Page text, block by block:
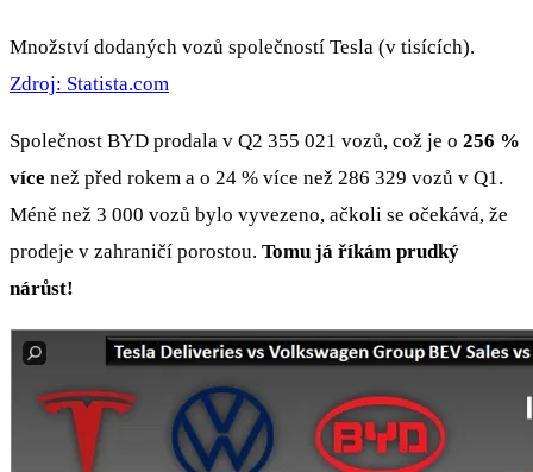
Množství dodaných vozů společností Tesla (v tisících).
Zdroj: Statista.com
Společnost BYD prodala v Q2 355 021 vozů, což je o 256 %
více než před rokem a o 24 % více než 286 329 vozů v Q1.
Méně než 3 000 vozů bylo vyvezeno, ačkoli se očekává, že
prodeje v zahraničí porostou. Tomu já říkám prudký
nárůst!